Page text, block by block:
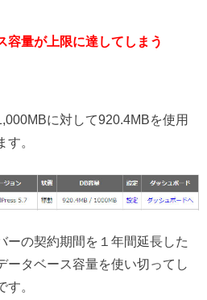
容量が上限に達してしまう
に対して920.4MBを使用
。
ーの契約期間を１年間延長した
ータベース容量を使い切ってし
。